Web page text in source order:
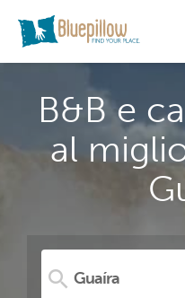
B&B e
al